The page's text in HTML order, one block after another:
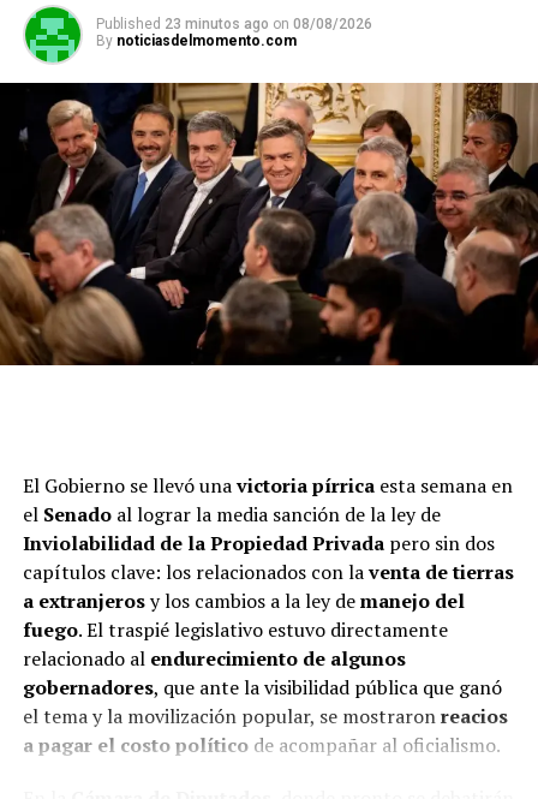
Published 23 minutos ago on 08/08/2026
By noticiasdelmomento.com
El Gobierno se llevó unavictoria pírricaesta semana en
el Senado al lograr la media sanción de la ley de
Inviolabilidad de la Propiedad Privada pero sin dos
capítulos clave: los relacionados con laventa de tierras
a extranjerosy los cambios a la ley demanejo del
fuego. El traspié legislativo estuvo directamente
relacionado al endurecimiento de algunos
gobernadores, que ante la visibilidad pública que ganó
el tema y la movilización popular, se mostraronreacios
a pagar el costo políticode acompañar al oficialismo.